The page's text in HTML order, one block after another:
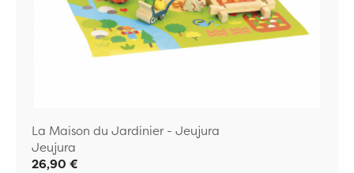
La Maison du Jardinier - Jeujura
Jeujura
26,90 €